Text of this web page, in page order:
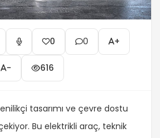
0 0 +
- 616
tasarımı ve çevre dostu
Bu elektrikli araç, teknik